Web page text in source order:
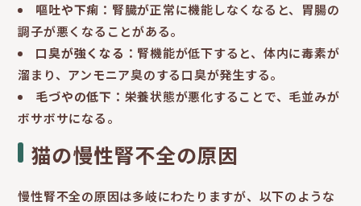
嘔吐や下痢 ：腎臓が正常に機能しなくなると、胃腸の
調子が悪くなることがある。
口臭が強くなる ：腎機能が低下すると、体内に毒素が
溜まり、アンモニア臭のする口臭が発生する。
毛づやの低下 ：栄養状態が悪化することで、毛並みが
ボサボサになる。
猫の慢性腎不全の原因
慢性腎不全の原因は多岐にわたりますが、以下のような